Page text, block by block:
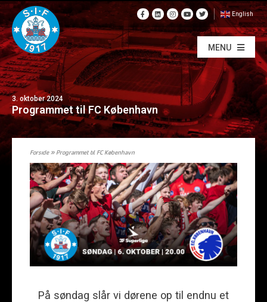
English
MENU
3. oktober 2024
Programmet til FC København
Forside»Programmet til FC København
På søndag slår vi dørene op til endnu et